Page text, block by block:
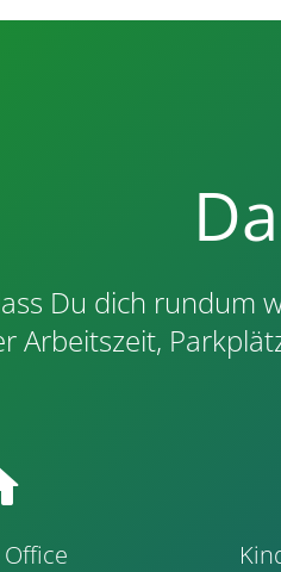
Du dich rundum
Arbeitszeit,